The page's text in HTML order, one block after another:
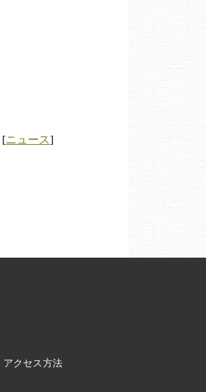
[ニュース]
アクセス方法